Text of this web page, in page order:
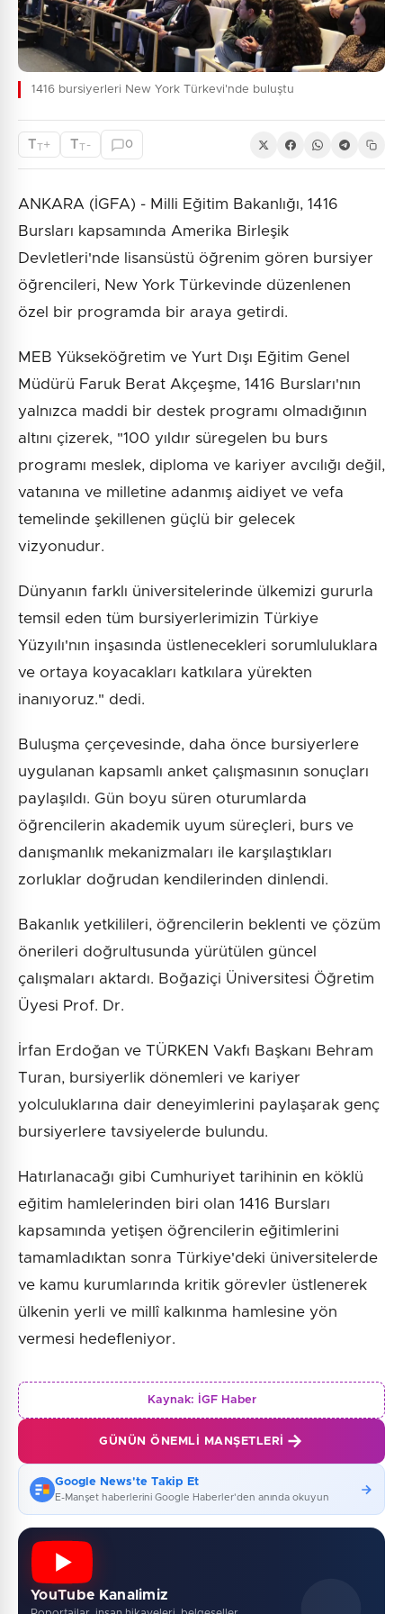
1416 bursiyerleri New York Türkevi'nde buluştu
TT+ TT - 0
ANKARA (İGFA) - Milli Eğitim Bakanlığı, 1416
Bursları kapsamında Amerika Birleşik
Devletleri'nde lisansüstü öğrenim gören bursiyer
öğrencileri, New York Türkevinde düzenlenen
özel bir programda bir araya getirdi.
MEB Yükseköğretim ve Yurt Dışı Eğitim Genel
Müdürü Faruk Berat Akçeşme, 1416 Bursları'nın
yalnızca maddi bir destek programı olmadığının
altını çizerek, "100 yıldır süregelen bu burs
programı meslek, diploma ve kariyer avcılığı değil,
vatanına ve milletine adanmış aidiyet ve vefa
temelinde şekillenen güçlü bir gelecek
vizyonudur.
Dünyanın farklı üniversitelerinde ülkemizi gururla
temsil eden tüm bursiyerlerimizin Türkiye
Yüzyılı'nın inşasında üstlenecekleri sorumluluklara
ve ortaya koyacakları katkılara yürekten
inanıyoruz." dedi.
Buluşma çerçevesinde, daha önce bursiyerlere
uygulanan kapsamlı anket çalışmasının sonuçları
paylaşıldı. Gün boyu süren oturumlarda
öğrencilerin akademik uyum süreçleri, burs ve
danışmanlık mekanizmaları ile karşılaştıkları
zorluklar doğrudan kendilerinden dinlendi.
Bakanlık yetkilileri, öğrencilerin beklenti ve çözüm
önerileri doğrultusunda yürütülen güncel
çalışmaları aktardı. Boğaziçi Üniversitesi Öğretim
Üyesi Prof. Dr.
İrfan Erdoğan ve TÜRKEN Vakfı Başkanı Behram
Turan, bursiyerlik dönemleri ve kariyer
yolculuklarına dair deneyimlerini paylaşarak genç
bursiyerlere tavsiyelerde bulundu.
Hatırlanacağı gibi Cumhuriyet tarihinin en köklü
eğitim hamlelerinden biri olan 1416 Bursları
kapsamında yetişen öğrencilerin eğitimlerini
tamamladıktan sonra Türkiye'deki üniversitelerde
ve kamu kurumlarında kritik görevler üstlenerek
ülkenin yerli ve millî kalkınma hamlesine yön
vermesi hedefleniyor.
Kaynak: İGF Haber
GÜNÜN ÖNEMLI MANŞETLERI
Google News'te Takip Et
E-Manşet haberlerini Google Haberler'den anında okuyun
YouTube Kanalimiz